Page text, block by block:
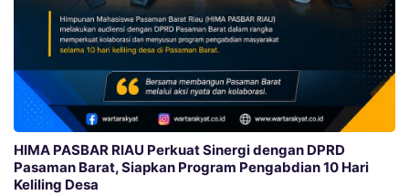
HIMA PASBAR RIAU Perkuat Sinergi dengan DPRD
Pasaman Barat, Siapkan Program Pengabdian 10 Hari
Keliling Desa